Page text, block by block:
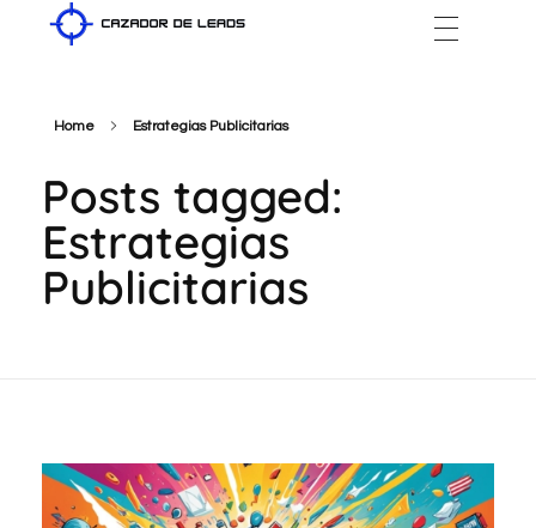
Home Estrategias Publicitarias
Posts tagged:
Estrategias
Publicitarias